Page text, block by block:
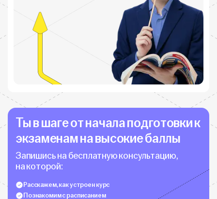
Ты в шаге от начала подготовки к
экзаменам на высокие баллы
Запишись на бесплатную консультацию,
на которой:
Расскажем, как устроен курс
Познакомим с расписанием